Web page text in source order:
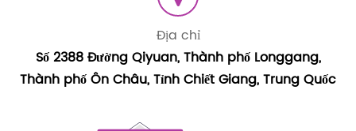
Địa chỉ
Số 2388 Đường Qiyuan, Thành phố Longgang,
Thành phố Ôn Châu, Tỉnh Chiết Giang, Trung Quốc